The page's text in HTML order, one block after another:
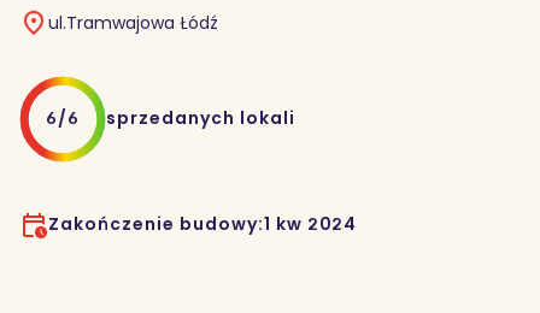
ul.Tramwajowa Łódź
6/6 sprzedanych lokali
Zakończenie budowy:1 kw 2024